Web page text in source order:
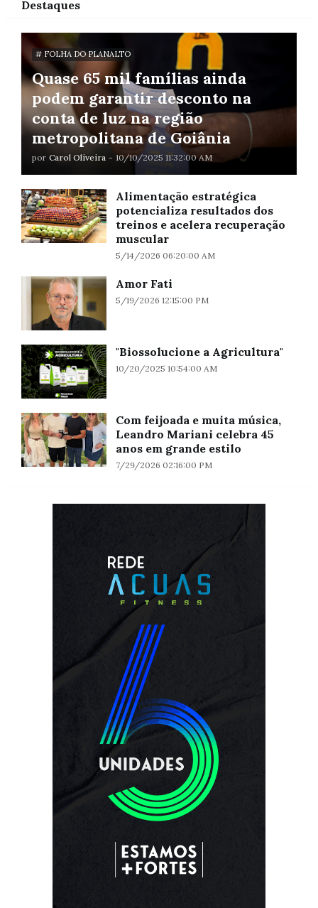
Destaques
# FOLHA DO PLANALTO
Quase 65 mil famílias ainda
podem garantir desconto na
conta de luz na região
metropolitana de Goiânia
por Carol Oliveira - 10/10/2025 11:32:00 AM
Alimentação estratégica
potencializa resultados dos
treinos e acelera recuperação
muscular
5/14/2026 06:20:00 AM
Amor Fati
5/19/2026 12:15:00 PM
"Biossolucione a Agricultura"
10/20/2025 10:54:00 AM
Com feijoada e muita música,
Leandro Mariani celebra 45
anos em grande estilo
7/29/2026 02:16:00 PM